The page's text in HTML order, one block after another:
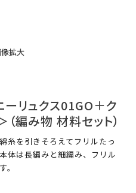
拡大
ーリュクス01GO＋ク
編み物 材料セット）
糸を引きそろえてフリルたっ
体は長編みと細編み、フリル
。